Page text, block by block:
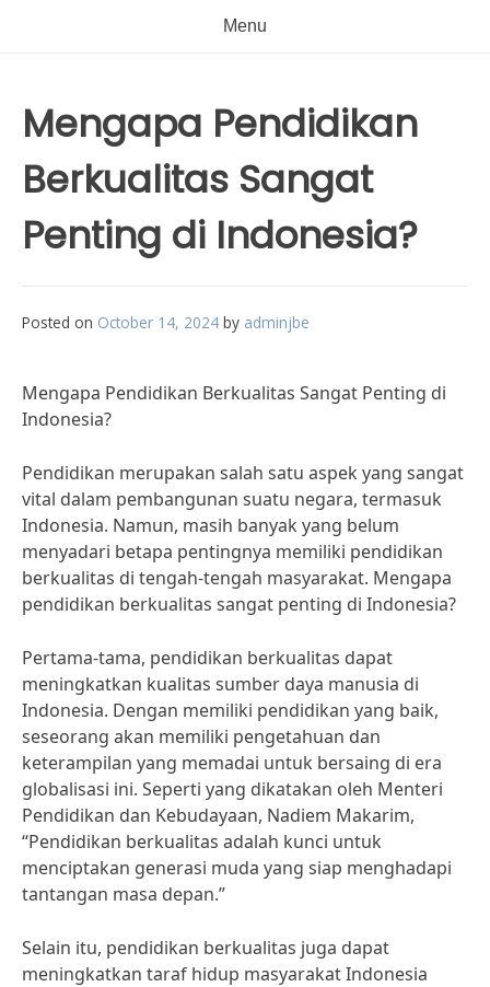
Menu
Mengapa Pendidikan
Berkualitas Sangat
Penting di Indonesia?
Posted on October 14, 2024 by adminjbe
Mengapa Pendidikan Berkualitas Sangat Penting di
Indonesia?
Pendidikan merupakan salah satu aspek yang sangat
vital dalam pembangunan suatu negara, termasuk
Indonesia. Namun, masih banyak yang belum
menyadari betapa pentingnya memiliki pendidikan
berkualitas di tengah-tengah masyarakat. Mengapa
pendidikan berkualitas sangat penting di Indonesia?
Pertama-tama, pendidikan berkualitas dapat
meningkatkan kualitas sumber daya manusia di
Indonesia. Dengan memiliki pendidikan yang baik,
seseorang akan memiliki pengetahuan dan
keterampilan yang memadai untuk bersaing di era
globalisasi ini. Seperti yang dikatakan oleh Menteri
Pendidikan dan Kebudayaan, Nadiem Makarim,
“Pendidikan berkualitas adalah kunci untuk
menciptakan generasi muda yang siap menghadapi
tantangan masa depan.”
Selain itu, pendidikan berkualitas juga dapat
meningkatkan taraf hidup masyarakat Indonesia